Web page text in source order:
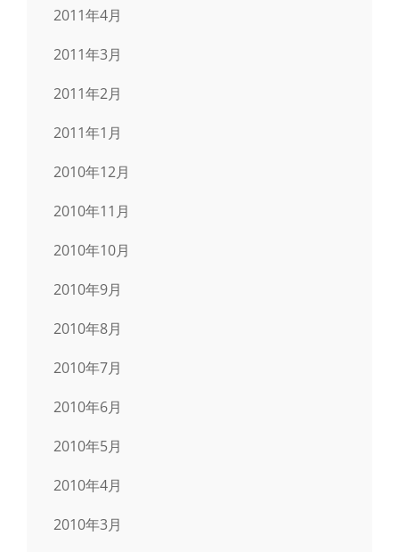
2011年4月
2011年3月
2011年2月
2011年1月
2010年12月
2010年11月
2010年10月
2010年9月
2010年8月
2010年7月
2010年6月
2010年5月
2010年4月
2010年3月